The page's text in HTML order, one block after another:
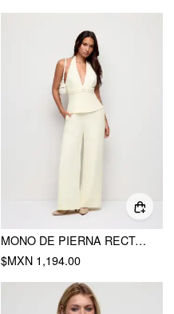
MONO DE PIERNA RECTA CON ESCOTE EN V Y ESPALDA DESCUBIERTA CON DETALLE METÁLICO
$MXN 1,194.00